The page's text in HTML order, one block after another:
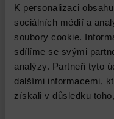
K personalizaci
sociálních médií a
soubory cookie.
sdílíme se svými
analýzy. Partneři tyto
dalšími informacemi,
získali v důsledku